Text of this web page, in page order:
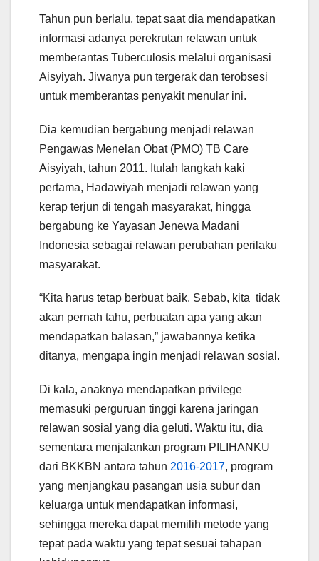
Tahun pun berlalu, tepat saat dia mendapatkan
informasi adanya perekrutan relawan untuk
memberantas Tuberculosis melalui organisasi
Aisyiyah. Jiwanya pun tergerak dan terobsesi
untuk memberantas penyakit menular ini.
Dia kemudian bergabung menjadi relawan
Pengawas Menelan Obat (PMO) TB Care
Aisyiyah, tahun 2011. Itulah langkah kaki
pertama, Hadawiyah menjadi relawan yang
kerap terjun di tengah masyarakat, hingga
bergabung ke Yayasan Jenewa Madani
Indonesia sebagai relawan perubahan perilaku
masyarakat.
“Kita harus tetap berbuat baik. Sebab, kita tidak
akan pernah tahu, perbuatan apa yang akan
mendapatkan balasan,” jawabannya ketika
ditanya, mengapa ingin menjadi relawan sosial.
Di kala, anaknya mendapatkan privilege
memasuki perguruan tinggi karena jaringan
relawan sosial yang dia geluti. Waktu itu, dia
sementara menjalankan program PILIHANKU
dari BKKBN antara tahun 2016-2017, program
yang menjangkau pasangan usia subur dan
keluarga untuk mendapatkan informasi,
sehingga mereka dapat memilih metode yang
tepat pada waktu yang tepat sesuai tahapan